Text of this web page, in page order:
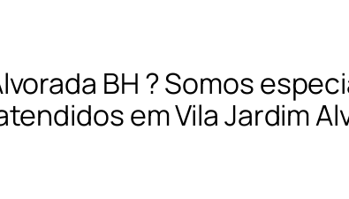
BH ? Somos
em Vila Jardim